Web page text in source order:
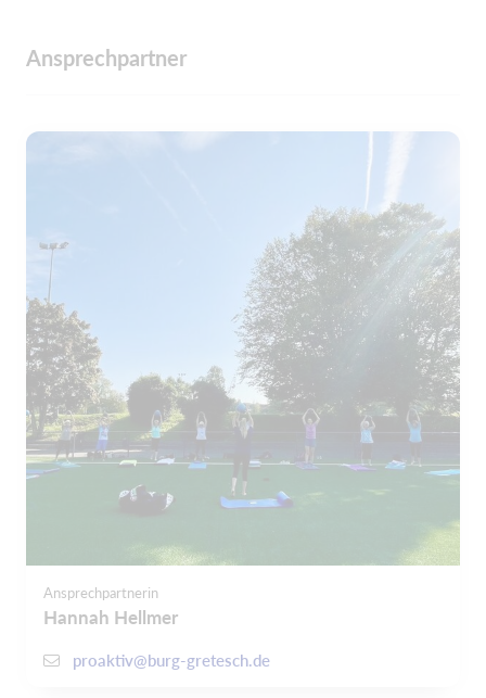
Ansprechpartner
Ansprechpartnerin
Hannah Hellmer
proaktiv@burg-gretesch.de